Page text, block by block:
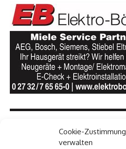
Cookie-Zustimmung
verwalten